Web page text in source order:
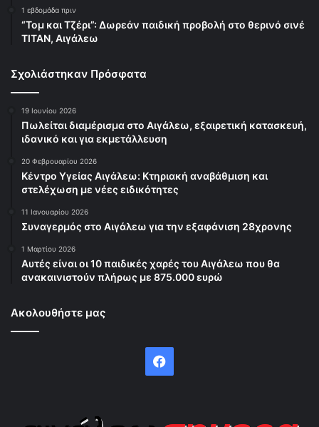
1 εβδομάδα πριν
“Τομ και Τζέρι”: Δωρεάν παιδική προβολή στο θερινό σινέ
ΤΙΤΑΝ, Αιγάλεω
Σχολιάστηκαν Πρόσφατα
19 Ιουνίου 2026
Πωλείται διαμέρισμα στο Αιγάλεω, εξαιρετική κατασκευή,
ιδανικό και για εκμετάλλευση
20 Φεβρουαρίου 2026
Κέντρο Υγείας Αιγάλεω: Κτηριακή αναβάθμιση και
στελέχωση με νέες ειδικότητες
11 Ιανουαρίου 2026
Συναγερμός στο Αιγάλεω για την εξαφάνιση 28χρονης
1 Μαρτίου 2026
Αυτές είναι οι 10 παιδικές χαρές του Αιγάλεω που θα
ανακαινιστούν πλήρως με 875.000 ευρώ
Ακολουθήστε μας
Facebook